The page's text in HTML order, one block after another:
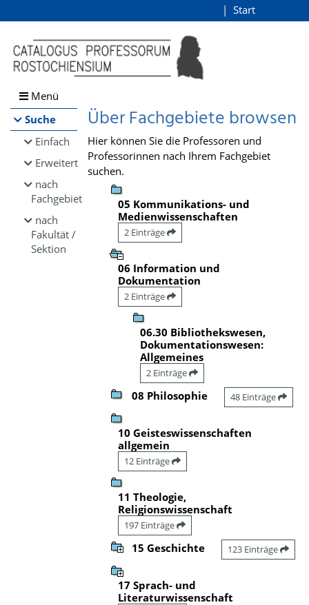
Browsen
direkt zum Inhalt
Start
Menü
Suche
Einfach
Erweitert
nach
Fachgebiet
nach
Fakultät /
Sektion
Über Fachgebiete browsen
Hier können Sie die Professoren und
Professorinnen nach Ihrem Fachgebiet
suchen.
05 Kommunikations- und
Medienwissenschaften
2 Einträge
06 Information und
Dokumentation
2 Einträge
06.30 Bibliothekswesen,
Dokumentationswesen:
Allgemeines
2 Einträge
08 Philosophie 48 Einträge
10 Geisteswissenschaften
allgemein
12 Einträge
11 Theologie,
Religionswissenschaft
197 Einträge
15 Geschichte 123 Einträge
17 Sprach- und
Literaturwissenschaft